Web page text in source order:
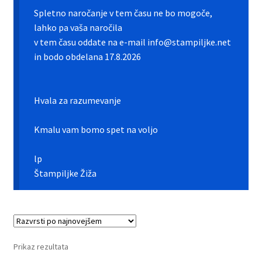
Galerija športnih vstavkov
Hitra izdelava pokalov, medalj, plaket
Košarica
Moj profil
Pokali.net Kontakt
Zaključek nakupa
Spletno naročanje v tem času ne bo mogoče,
lahko pa vaša naročila
v tem času oddate na e-mail info@stampiljke.net
in bodo obdelana 17.8.2026
Hvala za razumevanje
Kmalu vam bomo spet na voljo
lp
Štampiljke Žiža
Prikaz rezultata